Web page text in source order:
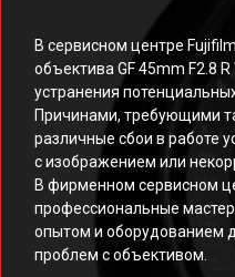
В сервисном центре
объектива GF 45mm F2.8
устранения
Причинами, требующими
различные сбои в работе
с изображением или
В фирменном сервисном
профессиональные
опытом и оборудованием
проблем с объективом.